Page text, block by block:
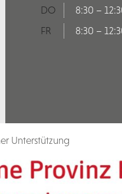
DO
8:30 –
FR
8:30 –
Unterstützung